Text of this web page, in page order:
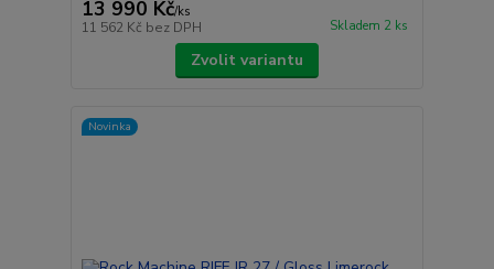
13 990 Kč/ks
11 562 Kč bez DPH Skladem 2 ks
Zvolit variantu
Novinka